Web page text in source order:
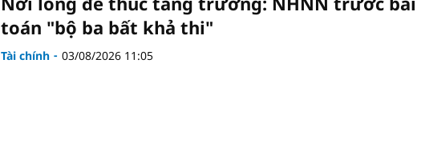
toán "bộ ba bất khả thi"
Tài chính 03/08/2026 11:05